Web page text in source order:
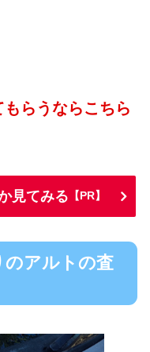
らうならこちら
見てみる 【PR】
のアルトの査